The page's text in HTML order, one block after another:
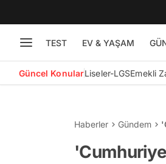
TEST EV & YAŞAM
Güncel KonularLiseler-LGSEmekli
Haberler Gündem